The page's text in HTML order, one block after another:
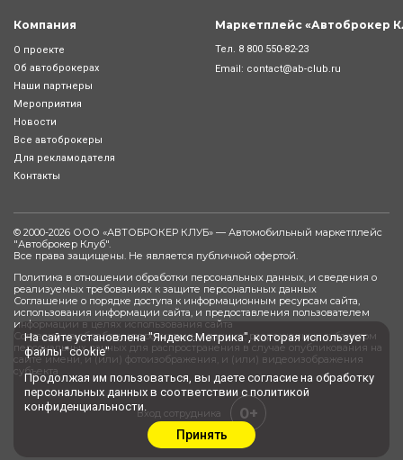
На сайте установлена "Яндекс.Метрика", которая использует
файлы "cookie"
Продолжая им пользоваться, вы даете согласие на обработку
персональных данных в соответствии сполитикой
конфиденциальности.
Принять
Компания
О проекте
Об автоброкерах
Наши партнеры
Мероприятия
Новости
Все автоброкеры
Для рекламодателя
Контакты
Маркетплейс «Автоброкер
Тел. 8 800 550-82-23
Email: contact@ab-club.ru
© 2000-2026 ООО «АВТОБРОКЕР КЛУБ» — Автомобильный маркетплейс
"Автоброкер Клуб".
Все права защищены. Не является публичной офертой.
Политика в отношении обработки персональных данных, и сведения о
реализуемых требованиях к защите персональных данных
Соглашение о порядке доступа к информационным ресурсам сайта,
использования информации сайта, и предоставления пользователем
информации в целях использования сайта
Согласие на обработку персональных данных, разрешенных субъектом
персональных данных для распространения в случае опубликования на
сайте имени, и (или) фотоизображения, и (или) видеоизображения
субъекта
Вход сотрудника 0+